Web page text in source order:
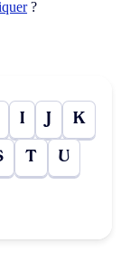
?
I J K
T U